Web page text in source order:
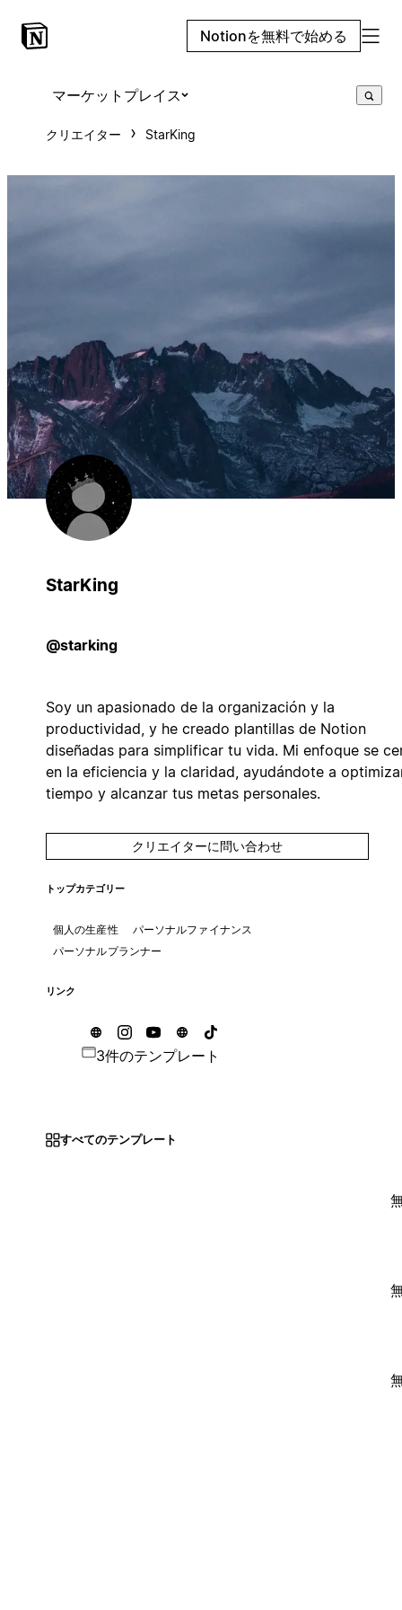
Notionを無料で始める
マーケットプレイス
クリエイター StarKing
StarKing
@starking
Soy un apasionado de la organización y la
productividad, y he creado plantillas de Notion
diseñadas para simplificar tu vida. Mi enfoque se
en la eficiencia y la claridad, ayudándote a
tiempo y alcanzar tus metas personales.
クリエイターに問い合わせ
トップカテゴリー
個人の生産性
パーソナルファイナンス
パーソナルプランナー
リンク
3件のテンプレート
すべてのテンプレート